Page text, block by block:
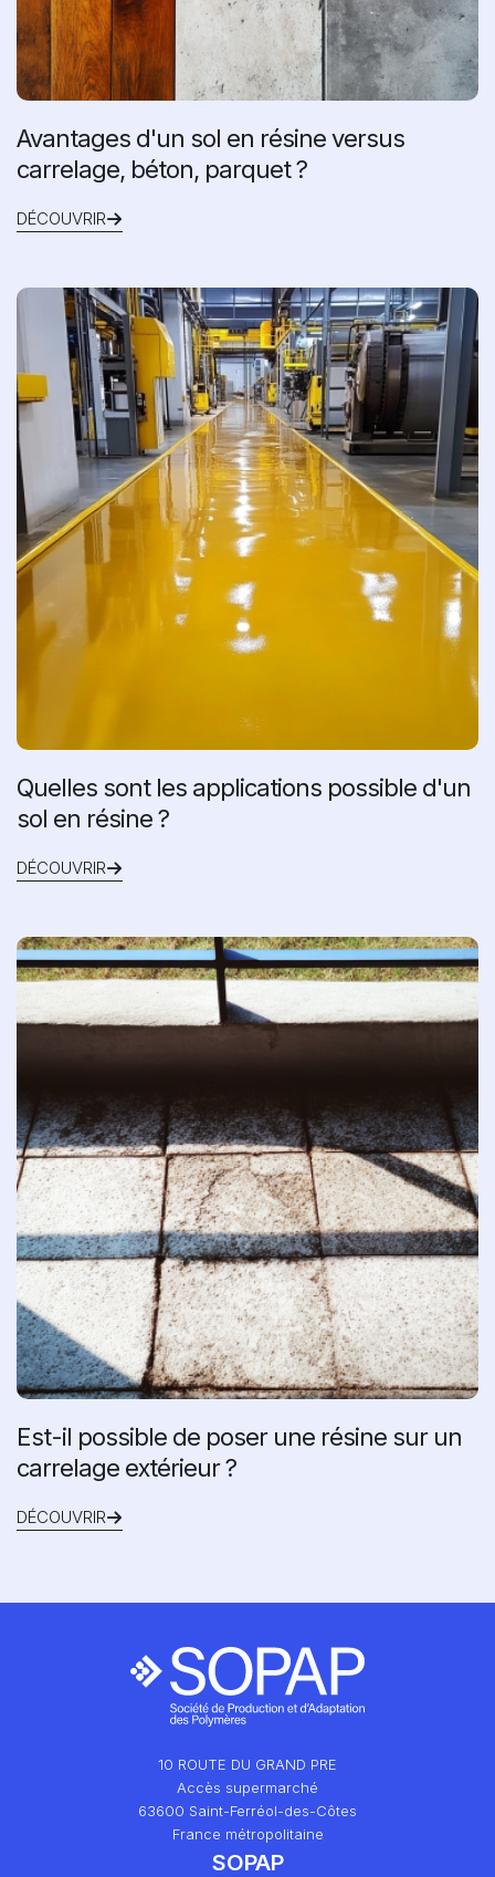
Avantages d'un sol en résine versus
carrelage, béton, parquet ?
DÉCOUVRIR
Quelles sont les applications possible d'un
sol en résine ?
DÉCOUVRIR
Est-il possible de poser une résine sur un
carrelage extérieur ?
DÉCOUVRIR
10 ROUTE DU GRAND PRE
Accès supermarché
63600 Saint-Ferréol-des-Côtes
France métropolitaine
SOPAP